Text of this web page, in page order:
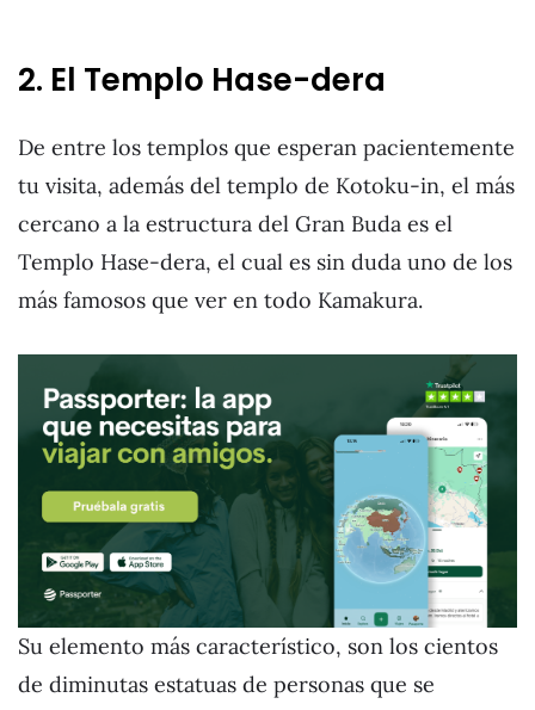
2. El Templo Hase-dera
De entre los templos que esperan pacientemente
tu visita, además del templo de Kotoku-in, el más
cercano a la estructura del Gran Buda es el
Templo Hase-dera, el cual es sin duda uno de los
más famosos que ver en todo Kamakura.
Su elemento más característico, son los cientos
de diminutas estatuas de personas que se